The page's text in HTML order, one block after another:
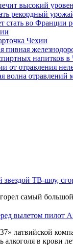
высокий уровень
рекордный
стать во Франции
Чехии
пивная
напитков в
от отравления
волна
ТВ-шоу,
самый большой
вылетом пилот
латвийской
алкоголя в крови